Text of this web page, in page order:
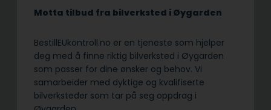
Motta tilbud fra bilverksted i Øygarden
BestillEUkontroll.no er en tjeneste som hjelper
deg med å finne riktig bilverksted i Øygarden
som passer for dine ønsker og behov. Vi
samarbeider med dyktige og kvalifiserte
bilverksteder som tar på seg oppdrag i